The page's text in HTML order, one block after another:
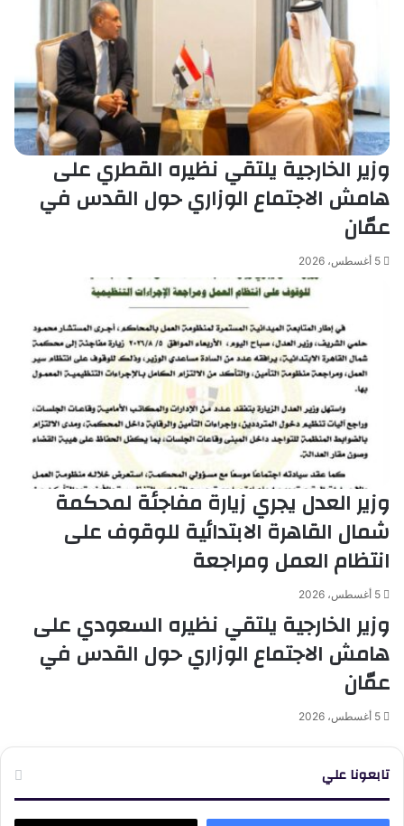
وزير الخارجية يلتقي نظيره القطري على
هامش الاجتماع الوزاري حول القدس في
عمّان
5 أغسطس، 2026
وزير العدل يجري زيارة مفاجئة لمحكمة
شمال القاهرة الابتدائية للوقوف على
انتظام العمل ومراجعة
5 أغسطس، 2026
وزير الخارجية يلتقي نظيره السعودي على
هامش الاجتماع الوزاري حول القدس في
عمّان
5 أغسطس، 2026
تابعونا علي